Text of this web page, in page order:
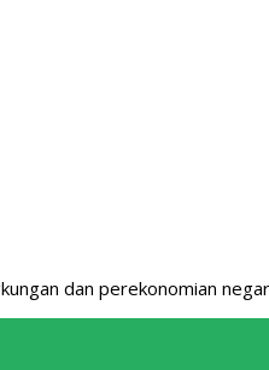
dan perekonomian